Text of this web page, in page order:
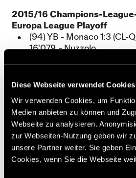
Diese Webseite verwendet Cookies
Wir verwenden Cookies, um
Medien anbieten zu können und
Webseite zu analysieren.
zur Webseiten-Nutzung geben wir
unsere Partner weiter. Sie geben
Cookies, wenn Sie die Webseite
2015/16 Champions-
Europa League Playoff
(94) YB - Monaco 1:3 (CL-
16'079. - Nuzzolo.
6'700.
2016/17 Champions-
League
(98) Schachtar Donezk -
Qualifikation).
(99) YB - Schachtar Donezk